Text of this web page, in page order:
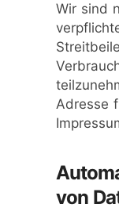
Wir sind
Adresse
von